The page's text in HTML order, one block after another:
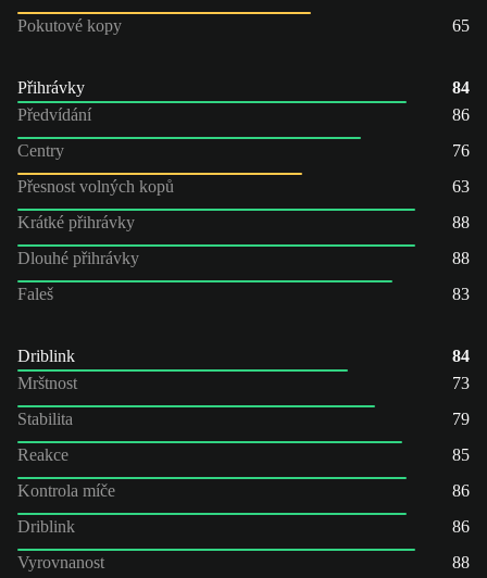
Pokutové kopy
65
Přihrávky
84
Předvídání
86
Centry
76
Přesnost volných kopů
63
Krátké přihrávky
88
Dlouhé přihrávky
88
Faleš
83
Driblink
84
Mrštnost
73
Stabilita
79
Reakce
85
Kontrola míče
86
Driblink
86
Vyrovnanost
88